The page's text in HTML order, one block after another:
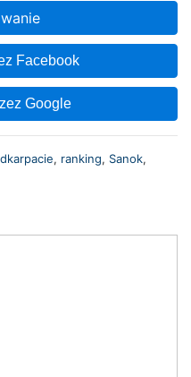
Facebook
Google
, ranking, Sanok,